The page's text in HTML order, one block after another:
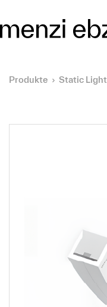
Produkte Static Light